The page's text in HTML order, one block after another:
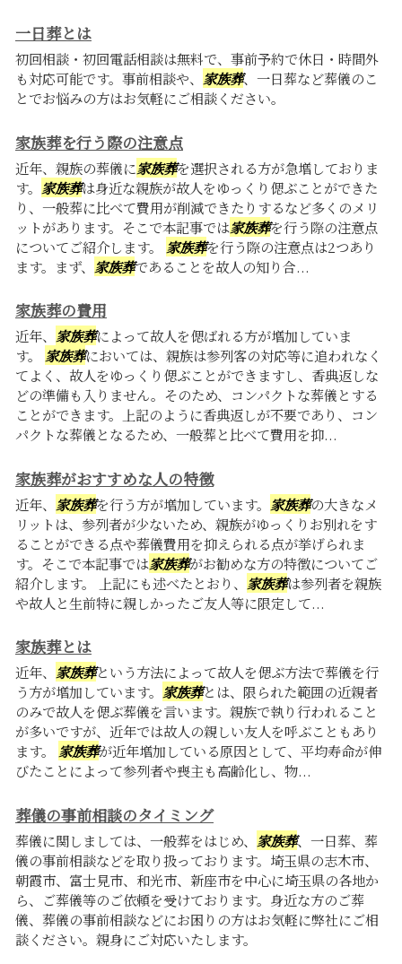
一日葬とは
初回相談・初回電話相談は無料で、事前予約で休日・時間外
も対応可能です。事前相談や、 家族葬、一日葬など葬儀のこ
とでお悩みの方はお気軽にご相談ください。
家族葬を行う際の注意点
近年、親族の葬儀に家族葬を選択される方が急増しておりま
す。 家族葬は身近な親族が故人をゆっくり偲ぶことができた
り、一般葬に比べて費用が削減できたりするなど多くのメリ
ットがあります。そこで本記事では家族葬を行う際の注意点
についてご紹介します。 家族葬を行う際の注意点は2つあり
ます。まず、 家族葬であることを故人の知り合...
家族葬の費用
近年、 家族葬によって故人を偲ばれる方が増加していま
す。 家族葬においては、親族は参列客の対応等に追われなく
てよく、故人をゆっくり偲ぶことができますし、香典返しな
どの準備も入りません。そのため、コンパクトな葬儀とする
ことができます。上記のように香典返しが不要であり、コン
パクトな葬儀となるため、一般葬と比べて費用を抑...
家族葬がおすすめな人の特徴
近年、 家族葬を行う方が増加しています。 家族葬の大きなメ
リットは、参列者が少ないため、親族がゆっくりお別れをす
ることができる点や葬儀費用を抑えられる点が挙げられま
す。そこで本記事では家族葬がお勧めな方の特徴についてご
紹介します。 上記にも述べたとおり、 家族葬は参列者を親族
や故人と生前特に親しかったご友人等に限定して...
家族葬とは
近年、 家族葬という方法によって故人を偲ぶ方法で葬儀を行
う方が増加しています。 家族葬とは、限られた範囲の近親者
のみで故人を偲ぶ葬儀を言います。親族で執り行われること
が多いですが、近年では故人の親しい友人を呼ぶこともあり
ます。 家族葬が近年増加している原因として、平均寿命が伸
びたことによって参列者や喪主も高齢化し、物...
葬儀の事前相談のタイミング
葬儀に関しましては、一般葬をはじめ、 家族葬、一日葬、葬
儀の事前相談などを取り扱っております。埼玉県の志木市、
朝霞市、富士見市、和光市、新座市を中心に埼玉県の各地か
ら、ご葬儀等のご依頼を受けております。身近な方のご葬
儀、葬儀の事前相談などにお困りの方はお気軽に弊社にご相
談ください。親身にご対応いたします。